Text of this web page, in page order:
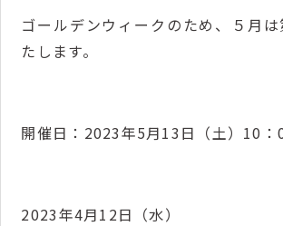
ゴールデンウィークのため、５月
たします。
開催日：2023年5月13日（土）10
2023年4月12日（水）